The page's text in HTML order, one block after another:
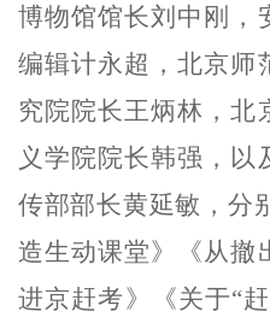
博物馆馆长刘中刚，
编辑计永超，北京师
究院院长王炳林，北
义学院院长韩强，以
传部部长黄延敏，分
造生动课堂》《从撤
进京赶考》《关于“